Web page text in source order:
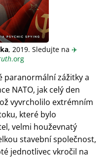
, 2019. Sledujte na ✈️
.org
paranormální zážitky a
NATO, jak celý den
vyvrcholilo extrémním
které bylo
velmi houževnatý
stavební společnost,
jednotlivec vkročil na